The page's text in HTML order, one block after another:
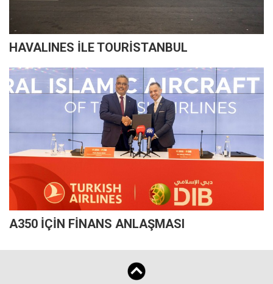
HAVALINES İLE TOURİSTANBUL
A350 İÇİN FİNANS ANLAŞMASI